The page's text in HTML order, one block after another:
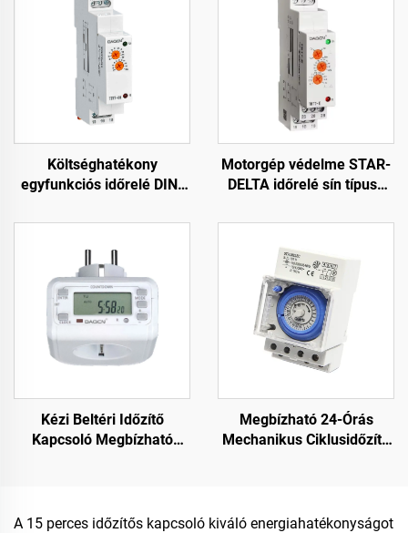
Költséghatékony
egyfunkciós időrelé DIN-
utómelegítéshez és
hűtéshez
Motorgép védelme STAR-
DELTA időrelé sín típusú
késleltetett indításhoz
Kézi Beltéri Időzítő
Kapcsoló Megbízható
Megbízható 24-Órás
Mechanikus Ciklusidőzítő
A 15 perces időzítős kapcsoló kiváló energiahatékonyságot